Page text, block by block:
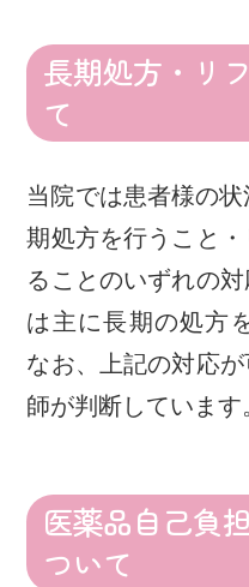
長期処方・リ
て
当院では患者様の
期処方を行うこと
ることのいずれの
は主に長期の処方
なお、上記の対応
師が判断しています
医薬品自己負
ついて